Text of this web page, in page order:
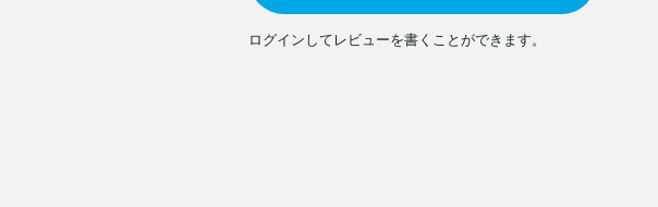
ログインしてレビューを書くことができます。